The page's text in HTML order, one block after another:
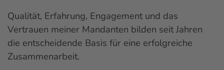
Qualität, Erfahrung, Engagement und das
Vertrauen meiner Mandanten bilden seit Jahren
die entscheidende Basis für eine erfolgreiche
Zusammenarbeit.